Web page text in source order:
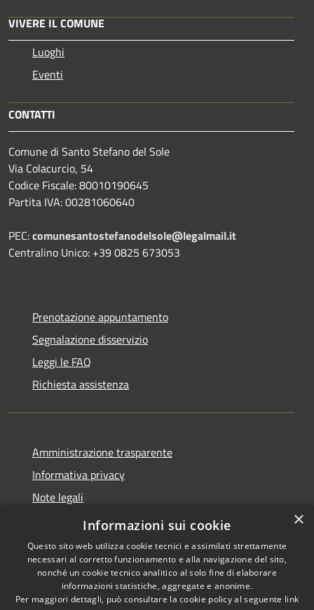
VIVERE IL COMUNE
Luoghi
Eventi
CONTATTI
Comune di Santo Stefano del Sole
Via Colacurcio, 54
Codice Fiscale: 80010190645
Partita IVA: 00281060640
PEC:comunesantostefanodelsole@legalmail.it
Centralino Unico: +39 0825 673053
Prenotazione appuntamento
Segnalazione disservizio
Leggi le FAQ
Richiesta assistenza
Amministrazione trasparente
Informativa privacy
Note legali
Dichiarazione di accessibilità
Copyright © 2026 • Comune di
Santo Stefano del Sole •
×
Informazioni sui cookie
Questo sito web utilizza cookie tecnici e assimilati strettamente
necessari al corretto funzionamento e alla navigazione del sito,
nonché un cookie tecnico analitico al solo fine di elaborare
informazioni statistiche, aggregate e anonime.
Per maggiori dettagli, può consultare la cookie policy al seguente link